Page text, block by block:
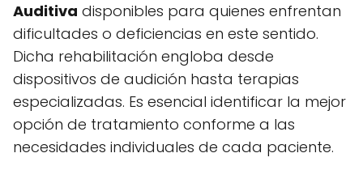
Auditiva disponibles para quienes enfrentan
dificultades o deficiencias en este sentido.
Dicha rehabilitación engloba desde
dispositivos de audición hasta terapias
especializadas. Es esencial identificar la mejor
opción de tratamiento conforme a las
necesidades individuales de cada paciente.